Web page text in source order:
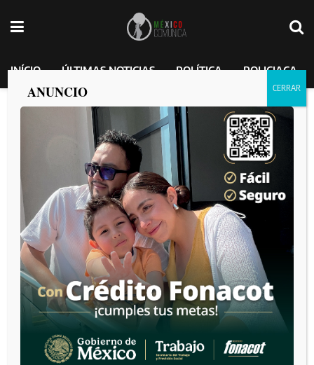
INÍCIO ÚLTIMAS NOTICIAS POLÍTICA POLICIACA
Baja California, prioridad en
Tecnificación de Riego.
por MEXICO COMUNICA 2025-03-27
ANUNCIO